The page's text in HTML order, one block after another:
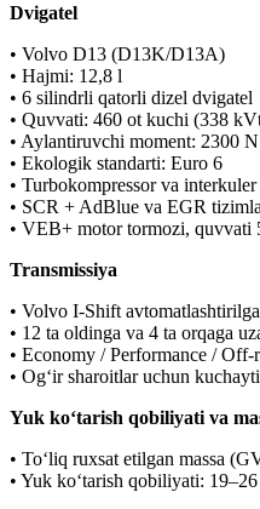
Dvigatel
• Volvo D13 (D13K/D13A)
• Hajmi: 12,8 l
• 6 silindrli qatorli dizel dvigatel
• Quvvati: 460 ot kuchi (338
• Aylantiruvchi moment: 2300
• Ekologik standarti: Euro 6
• Turbokompressor va interkuler
• SCR + AdBlue va EGR
• VEB+ motor tormozi, quvvati
Transmissiya
• Volvo I-Shift
• 12 ta oldinga va 4 ta orqaga
• Economy / Performance / Off-
• Og‘ir sharoitlar uchun
Yuk ko‘tarish qobiliyati va
• To‘liq ruxsat etilgan massa
• Yuk ko‘tarish qobiliyati: